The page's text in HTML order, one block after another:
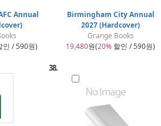
Annual
인 / 590원)
Birmingham City Annual
2027 (Hardcover)
Grange Books
19,480원(20% 할인 / 590원)
38.